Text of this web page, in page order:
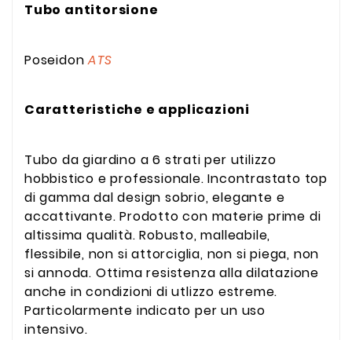
Tubo antitorsione
PoseidonATS
Caratteristiche e applicazioni
Tubo da giardino a 6 strati per utilizzo
hobbistico e professionale. Incontrastato top
di gamma dal design sobrio, elegante e
accattivante. Prodotto con materie prime di
altissima qualità. Robusto, malleabile,
flessibile, non si attorciglia, non si piega, non
si annoda. Ottima resistenza alla dilatazione
anche in condizioni di utlizzo estreme.
Particolarmente indicato per un uso
intensivo.